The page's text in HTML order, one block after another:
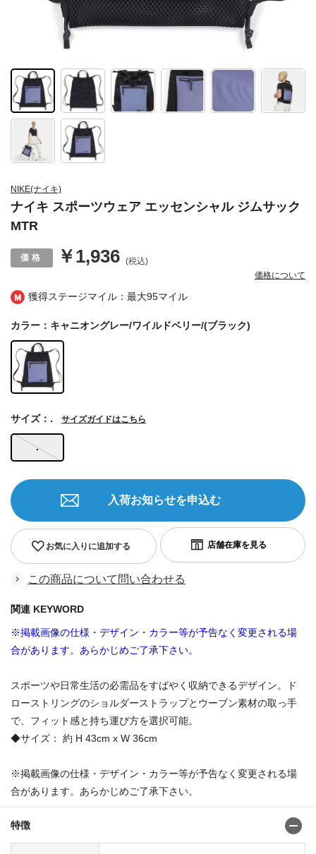
獲得ステージマイル：最大95マイル
NIKE(ナイキ)
ナイキ スポーツウェア エッセンシャル ジムサック
MTR
￥1,936 (税込)
価格について
カラー：キャニオングレー/ワイルドベリー/(ブラック)
.
サイズ：. サイズガイドはこちら
お気に入りに追加する
入荷お知らせを申込む
この商品について問い合わせる
関連 KEYWORD
※掲載画像の仕様・デザイン・カラー等が予告なく変更される場
合があります。あらかじめご了承下さい。
スポーツや日常生活の必需品をすばやく収納できるデザイン。ド
ローストリングのショルダーストラップとウーブン素材の取っ手
で、フィット感と持ち運び方を選択可能。
◆サイズ： 約 H 43cm x W 36cm
※掲載画像の仕様・デザイン・カラー等が予告なく変更される場
合があります。あらかじめご了承下さい。
特徴